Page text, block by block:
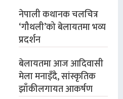
नेपाली कथानक चलचित्र
‘गौथली’को बेलायतमा भव्य
प्रदर्शन
बेलायतमा आज आदिवासी
मेला मनाइँदै, सांस्कृतिक
झाँकीलगायत आकर्षण